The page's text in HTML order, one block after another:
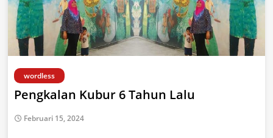
wordless
Pengkalan Kubur 6 Tahun Lalu
Februari 15, 2024